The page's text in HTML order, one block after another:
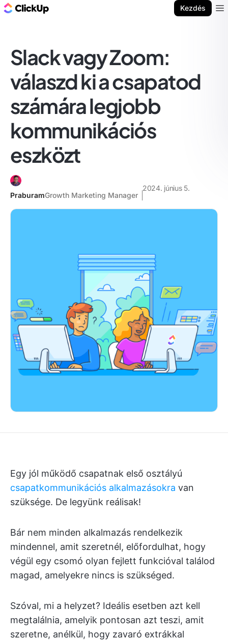
Kezdés
Slack vagy Zoom:
válaszd ki a csapatod
számára legjobb
kommunikációs
eszközt
PraburamGrowth Marketing Manager
2024. június 5.
Egy jól működő csapatnak első osztályú
csapatkommunikációs alkalmazásokra van
szüksége. De legyünk reálisak!
Bár nem minden alkalmazás rendelkezik
mindennel, amit szeretnél, előfordulhat, hogy
végül egy csomó olyan fejlett funkcióval találod
magad, amelyekre nincs is szükséged.
Szóval, mi a helyzet? Ideális esetben azt kell
megtalálnia, amelyik pontosan azt teszi, amit
szeretne, anélkül, hogy zavaró extrákkal